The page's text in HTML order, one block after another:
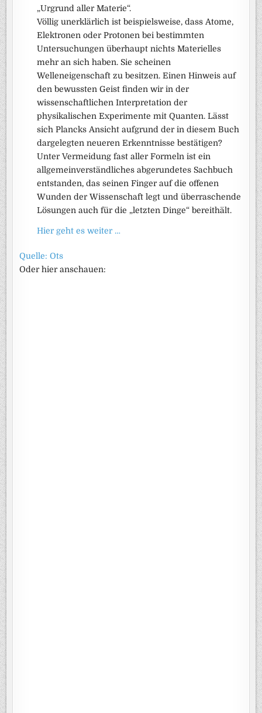
„Urgrund aller Materie“.
Völlig unerklärlich ist beispielsweise, dass Atome,
Elektronen oder Protonen bei bestimmten
Untersuchungen überhaupt nichts Materielles
mehr an sich haben. Sie scheinen
Welleneigenschaft zu besitzen. Einen Hinweis auf
den bewussten Geist finden wir in der
wissenschaftlichen Interpretation der
physikalischen Experimente mit Quanten. Lässt
sich Plancks Ansicht aufgrund der in diesem Buch
dargelegten neueren Erkenntnisse bestätigen?
Unter Vermeidung fast aller Formeln ist ein
allgemeinverständliches abgerundetes Sachbuch
entstanden, das seinen Finger auf die offenen
Wunden der Wissenschaft legt und überraschende
Lösungen auch für die „letzten Dinge“ bereithält.
Hier geht es weiter …
Quelle: Ots
Oder hier anschauen: